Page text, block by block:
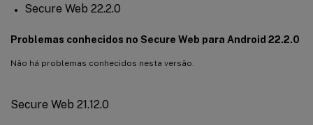
Secure Web 22.2.0
Problemas conhecidos no Secure Web para Android 22.2.0
Não há problemas conhecidos nesta versão.
Secure Web 21.12.0